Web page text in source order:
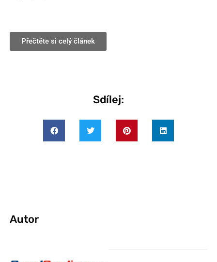
Přečtěte si celý článek
Sdílej:
Autor